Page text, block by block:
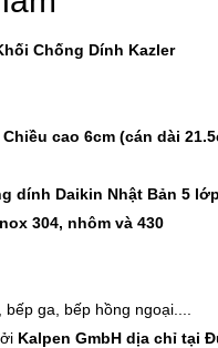
Chống Dính Kazler
cao 6cm (cán dài
dính Daikin Nhật Bản 5 lớp
304, nhôm và 430
bếp ga, bếp hồng ngoại....
Kalpen GmbH dịa chỉ tại